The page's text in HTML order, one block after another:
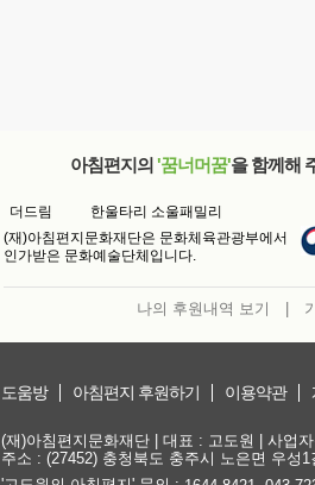
아침편지의 '꿈너머꿈'을 함께해
더드림
한울타리 소울패밀리
(재)아침편지문화재단은 문화체육관광부에서
인가받은 문화예술단체입니다.
나의 후원내역 보기
도움방 아침편지 후원하기 이용약관
(재)아침편지문화재단 | 대표 : 고도원 | 사업
주소 : (27452) 충청북도 충주시 노은면 우성1